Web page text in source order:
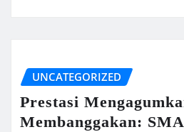
UNCATEGORIZED
Prestasi
Membanggakan: